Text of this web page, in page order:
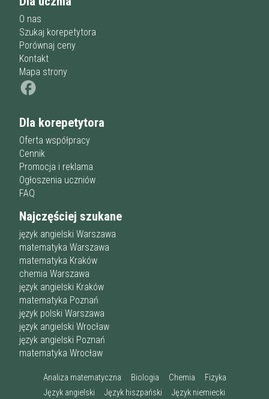
O nas
Szukaj korepetytora
Porównaj ceny
Kontakt
Mapa strony
Dla korepetytora
Oferta współpracy
Cennik
Promocja i reklama
Ogłoszenia uczniów
FAQ
Najczęściej szukane
język angielski Warszawa
matematyka Warszawa
matematyka Kraków
chemia Warszawa
język angielski Kraków
matematyka Poznań
język polski Warszawa
język angielski Wrocław
język angielski Poznań
matematyka Wrocław
Analiza matematyczna Biologia Chemia
Fizyka
Język angielski
Język hiszpański Język niemiecki